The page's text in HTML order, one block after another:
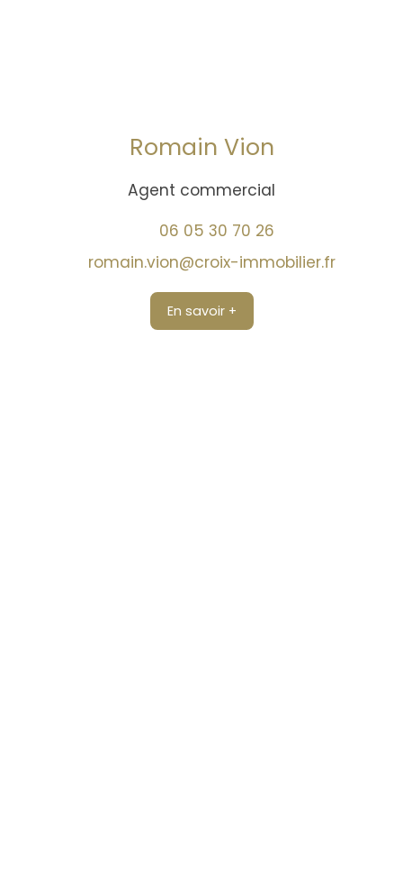
Romain Vion
Agent commercial
06 05 30 70 26
romain.vion@croix-immobilier.fr
En savoir +